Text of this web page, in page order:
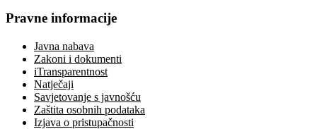
Pravne informacije
Javna nabava
Zakoni i dokumenti
iTransparentnost
Natječaji
Savjetovanje s javnošću
Zaštita osobnih podataka
Izjava o pristupačnosti